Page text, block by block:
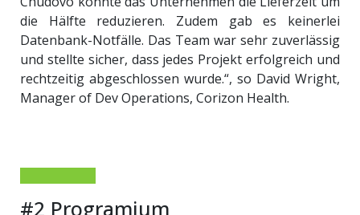
die Hälfte reduzieren. Zudem gab es keinerlei
Datenbank-Notfälle. Das Team war sehr zuverlässig
und stellte sicher, dass jedes Projekt erfolgreich und
rechtzeitig abgeschlossen wurde.“, so David Wright,
Manager of Dev Operations, Corizon Health.
#2 Programium